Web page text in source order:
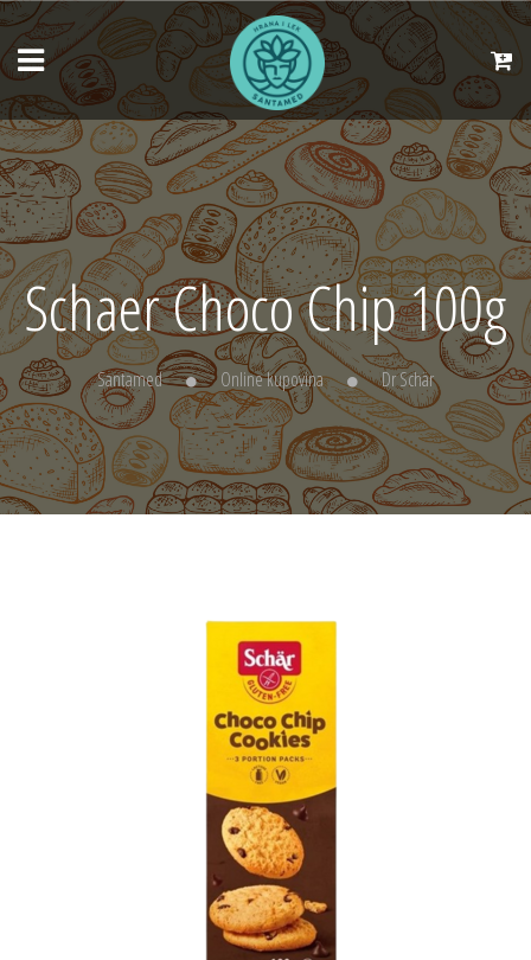
Schaer Choco Chip 100g
Santamed Online kupovina Dr Schär